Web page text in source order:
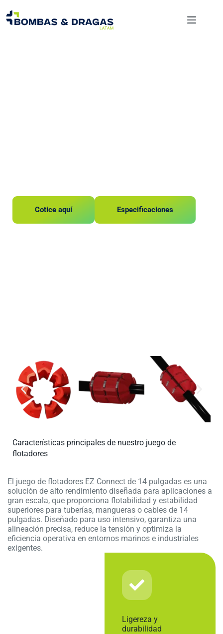
Cotice aquí Especificaciones
Características principales de nuestro juego de
flotadores
El juego de flotadores EZ Connect de 14 pulgadas es una
solución de alto rendimiento diseñada para aplicaciones a
gran escala, que proporciona flotabilidad y estabilidad
superiores para tuberías, mangueras o cables de 14
pulgadas. Diseñado para uso intensivo, garantiza una
alineación precisa, reduce la tensión y optimiza la
eficiencia operativa en entornos marinos e industriales
exigentes.
Ligereza y
durabilidad